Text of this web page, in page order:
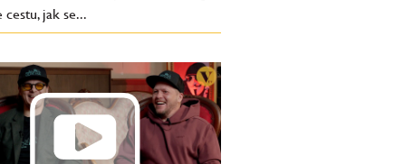
cestu, jak se...